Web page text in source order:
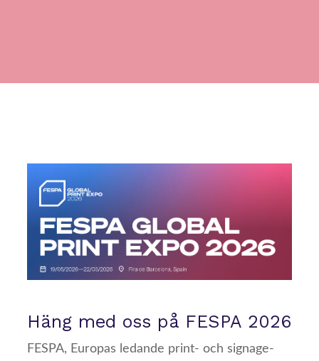
Häng med oss på FESPA 2026
FESPA, Europas ledande print- och signage-